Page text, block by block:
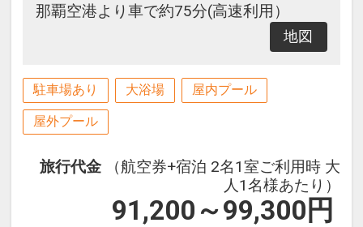
那覇空港より車で約75分(高速利用）
地図
駐車場あり 大浴場 屋内プール
屋外プール
旅行代金
（航空券+宿泊 2名1室ご利用時 大
人1名様あたり）
91,200～99,300 円